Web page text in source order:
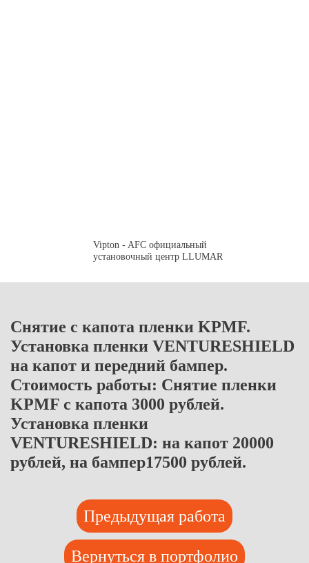
Vipton - AFC официальный
установочный центр LLUMAR
Снятие с капота пленки KPMF.
Установка пленки VENTURESHIELD
на капот и передний бампер.
Стоимость работы: Снятие пленки
KPMF c капота 3000 рублей.
Установка пленки
VENTURESHIELD: на капот 20000
рублей, на бампер17500 рублей.
Предыдущая работа
Вернуться в портфолио